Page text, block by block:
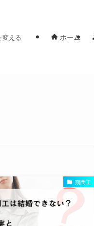
変える ホーム
期間工